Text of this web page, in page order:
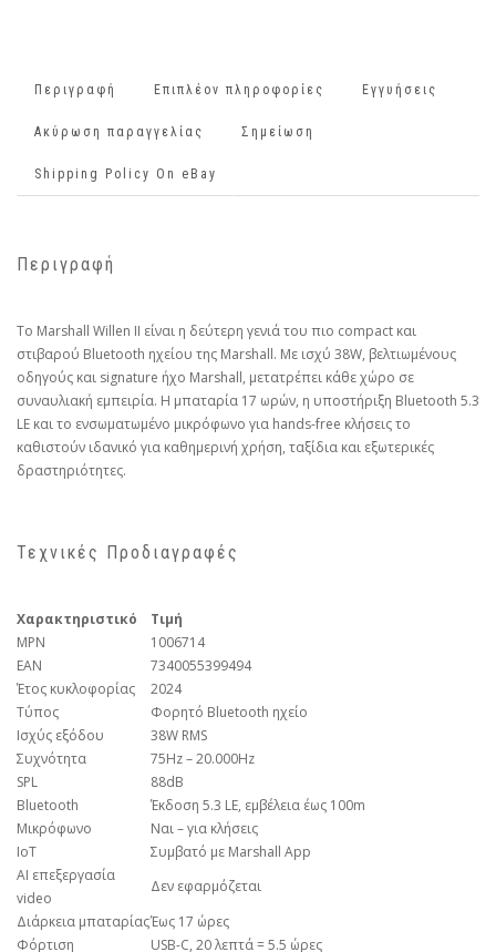
Περιγραφή Επιπλέον πληροφορίες Εγγυήσεις
Ακύρωση παραγγελίας Σημείωση
Shipping Policy On eBay
Περιγραφή
Το Marshall Willen II είναι η δεύτερη γενιά του πιο compact και
στιβαρού Bluetooth ηχείου της Marshall. Με ισχύ 38W, βελτιωμένους
οδηγούς και signature ήχο Marshall, μετατρέπει κάθε χώρο σε
συναυλιακή εμπειρία. Η μπαταρία 17 ωρών, η υποστήριξη Bluetooth 5.3
LE και το ενσωματωμένο μικρόφωνο για hands-free κλήσεις το
καθιστούν ιδανικό για καθημερινή χρήση, ταξίδια και εξωτερικές
δραστηριότητες.
Τεχνικές Προδιαγραφές
Χαρακτηριστικό
Τιμή
MPN
1006714
EAN
7340055399494
Έτος κυκλοφορίας
2024
Τύπος
Φορητό Bluetooth ηχείο
Ισχύς εξόδου
38W RMS
Συχνότητα
75Hz – 20.000Hz
SPL
88dB
Bluetooth
Έκδοση 5.3 LE, εμβέλεια έως 100m
Μικρόφωνο
Ναι – για κλήσεις
IoT
Συμβατό με Marshall App
AI επεξεργασία
video
Δεν εφαρμόζεται
Διάρκεια μπαταρίαςΈως 17 ώρες
Φόρτιση
USB-C, 20 λεπτά = 5.5 ώρες